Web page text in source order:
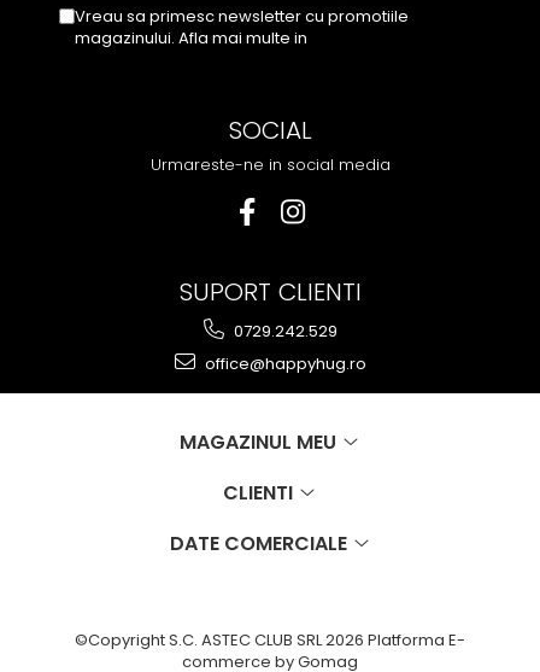
Vreau sa primesc newsletter cu promotiile
magazinului. Afla mai multe in
SOCIAL
Urmareste-ne in social media
SUPORT CLIENTI
0729.242.529
office@happyhug.ro
MAGAZINUL MEU
CLIENTI
DATE COMERCIALE
©Copyright S.C. ASTEC CLUB SRL 2026 Platforma E-
commerce by Gomag